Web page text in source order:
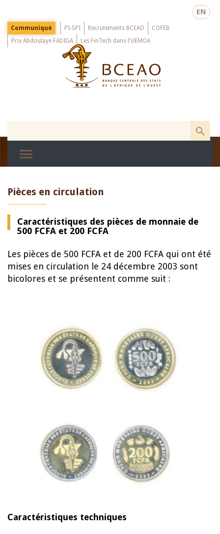
main
EN
Menu
Top
Communiqué PI-SPI Recrutements BCEAO
COFEB
Prix Abdoulaye FADIGA
Les FinTech dans l'UEMOA
Pièces en circulation
Caractéristiques des pièces de monnaie de
500 FCFA et 200 FCFA
Les pièces de 500 FCFA et de 200 FCFA qui ont été
mises en circulation le 24 décembre 2003 sont
bicolores et se présentent comme suit :
Caractéristiques techniques